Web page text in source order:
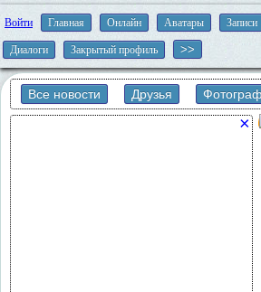
Войти Главная Онлайн Аватары Записи
Диалоги Закрытый профиль
Все новости Друзья
×